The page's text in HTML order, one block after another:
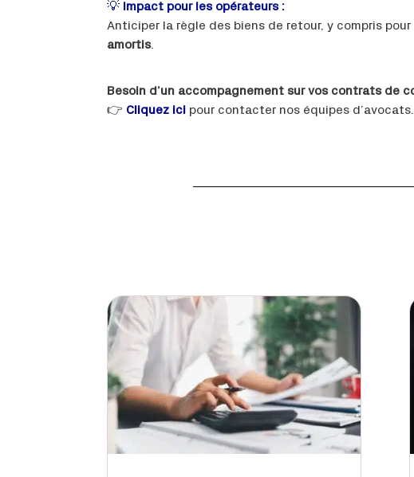
💡 Impact pour les opérateurs :
Anticiper la règle des biens de retour, y compris
amortis.
Besoin d’un accompagnement sur vos contrats de
👉 Cliquez ici pour contacter nos équipes d’avocats.